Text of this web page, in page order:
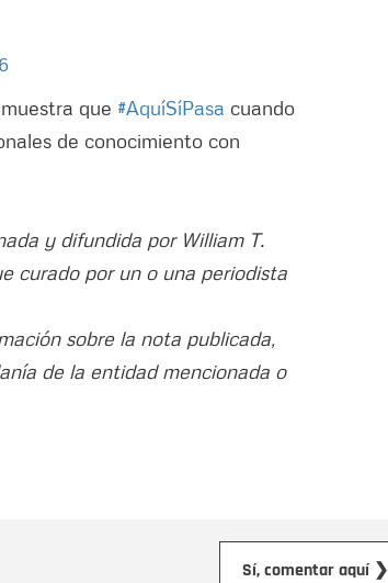
que #AquíSíPasa cuando
de conocimiento con
y difundida por William T.
curado por un o una periodista
sobre la nota publicada,
de la entidad mencionada o
Sí, comentar aquí ❯